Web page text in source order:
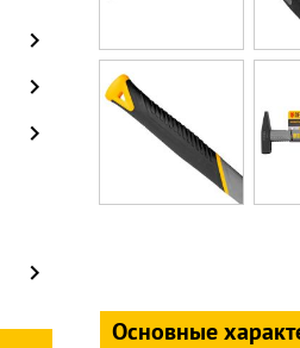
Основные